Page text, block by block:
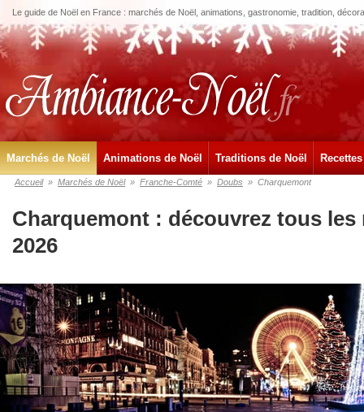
Le guide de Noël en France : marchés de Noël, animations, gastronomie, tradition,
Marchés de Noël Animations de Noël Traditions de Noël
Accueil » Marchés de Noël » Franche-Comté » Doubs » Charquemont
Charquemont : découvrez tous les
2026